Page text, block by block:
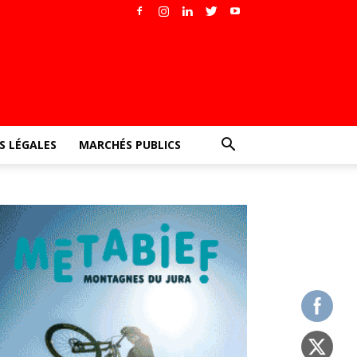
LÉGALES MARCHÉS PUBLICS